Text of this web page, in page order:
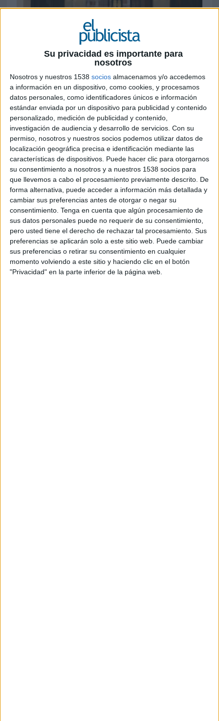
Su privacidad es importante para
nosotros
Nosotros y nuestros 1538 socios almacenamos y/o accedemos
a información en un dispositivo, como cookies, y procesamos
datos personales, como identificadores únicos e información
estándar enviada por un dispositivo para publicidad y contenido
personalizado, medición de publicidad y contenido,
investigación de audiencia y desarrollo de servicios. Con su
permiso, nosotros y nuestros socios podemos utilizar datos de
localización geográfica precisa e identificación mediante las
características de dispositivos. Puede hacer clic para otorgarnos
su consentimiento a nosotros y a nuestros 1538 socios para
que llevemos a cabo el procesamiento previamente descrito. De
forma alternativa, puede acceder a información más detallada y
cambiar sus preferencias antes de otorgar o negar su
consentimiento. Tenga en cuenta que algún procesamiento de
sus datos personales puede no requerir de su consentimiento,
pero usted tiene el derecho de rechazar tal procesamiento. Sus
preferencias se aplicarán solo a este sitio web. Puede cambiar
sus preferencias o retirar su consentimiento en cualquier
momento volviendo a este sitio y haciendo clic en el botón
"Privacidad" en la parte inferior de la página web.
20 DE OCTUBRE DE 2014
Desde su nuevo cargo reportará al director de
investigación y estudios de Grupo Consultores,
Óscar López.
Grupo Consultores ha fichado a Elena González como research manager para
ocuparse del desarrollo de los estudio del Grupo en los mercados anglosajones,
tanto en el área operativa como en la comercial.
González procede de Firefly Millward Brown donde ocupaba el puesto de